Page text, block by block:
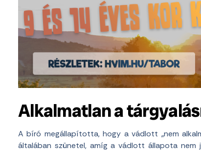
Alkalmatlan a
A bíró megállapította, hogy a vádlott „nem
általában szünetel, amíg a vádlott állapota